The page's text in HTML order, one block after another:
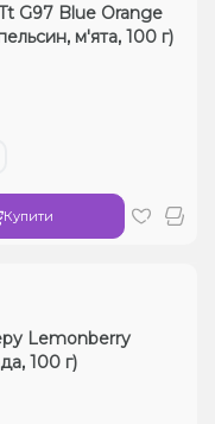
G97 Blue Orange
м'ята, 100 г)
Купити
Lemonberry
100 г)